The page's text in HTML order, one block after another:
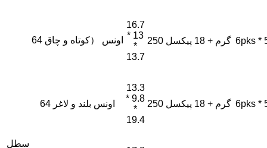
سطل
64 اونس （کوتاه و چاق
16.7
* 13
*
13.7
250 گرم + 18 پیکسل 6pks *
64 اونس بلند و لاغر
13.3
* 9.8
*
19.4
250 گرم + 18 پیکسل 6pks *